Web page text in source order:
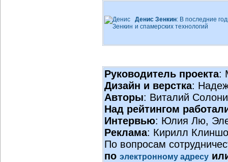
Денис Зенкин: В последние
и спамерских технологий
Руководитель проекта:
Дизайн и верстка:
Авторы: Виталий
Над рейтингом
Интервью: Юлия Лю,
Реклама: Кирилл
По вопросам
по электронному адресу